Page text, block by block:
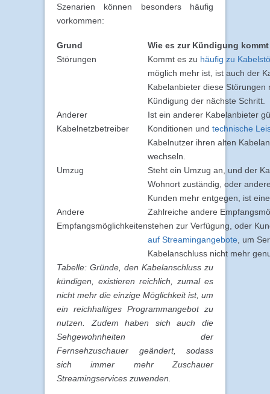
Szenarien können besonders häufig
vorkommen:
Grund
Wie es zur Kündigung kommt
Störungen
Kommt es zu häufig zu
möglich mehr ist, ist auch der
Kabelanbieter diese
Kündigung der nächste Schritt.
Anderer
Kabelnetzbetreiber
Ist ein anderer Kabelanbieter
Konditionen und technische
Kabelnutzer ihren alten
wechseln.
Umzug
Steht ein Umzug an, und der
Wohnort zuständig, oder
Kunden mehr entgegen, ist
Andere
Empfangsmöglichkeiten
Zahlreiche andere
stehen zur Verfügung, oder
auf Streamingangebote, um
Kabelanschluss nicht mehr
Tabelle: Gründe, den Kabelanschluss zu
kündigen, existieren reichlich, zumal es
nicht mehr die einzige Möglichkeit ist, um
ein reichhaltiges Programmangebot zu
nutzen. Zudem haben sich auch die
Sehgewohnheiten der
Fernsehzuschauer geändert, sodass
sich immer mehr Zuschauer
Streamingservices zuwenden.